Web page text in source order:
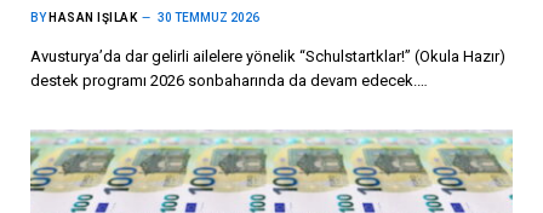
BY HASAN IŞILAK 30 TEMMUZ 2026
Avusturya’da dar gelirli ailelere yönelik “Schulstartklar!” (Okula Hazır)
destek programı 2026 sonbaharında da devam edecek.…